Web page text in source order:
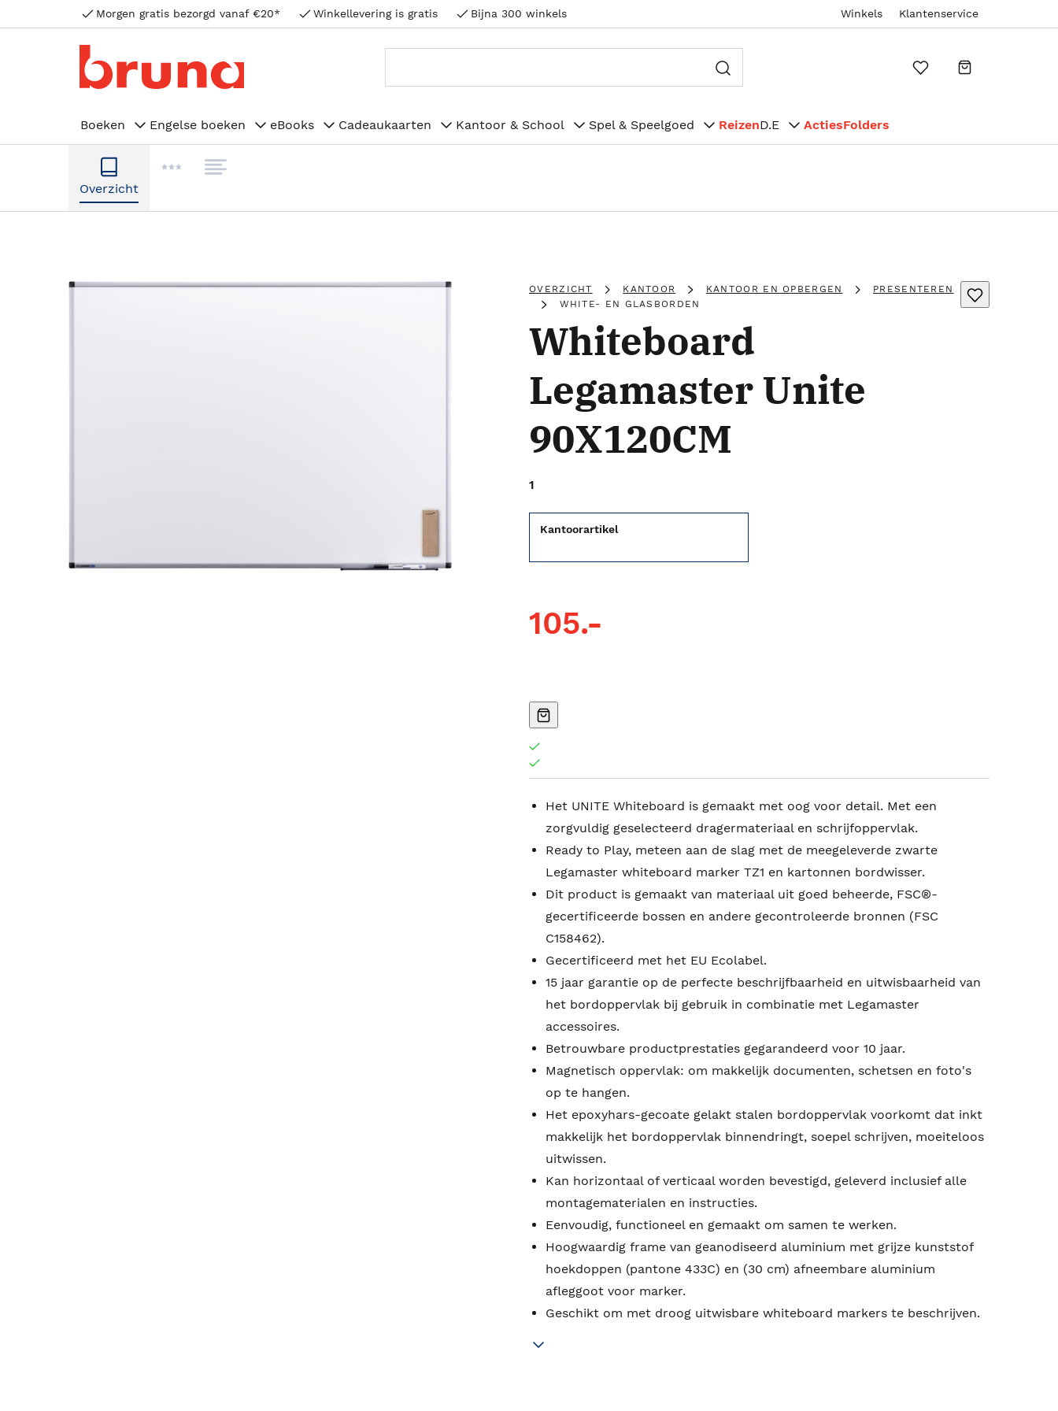
Morgen gratis bezorgd vanaf €20* Winkellevering is gratis Bijna 300 winkels Winkels Klantenservice
Boeken Engelse boeken eBooks Cadeaukaarten Kantoor & School Spel & Speelgoed ReizenD.E ActiesFolders
Overzicht
OVERZICHT KANTOOR KANTOOR EN OPBERGEN
PRESENTEREN
WHITE- EN GLASBORDEN
Whiteboard
Legamaster Unite
90X120CM
1
Kantoorartikel
105.-
Het UNITE Whiteboard is gemaakt met oog voor detail. Met een
zorgvuldig geselecteerd dragermateriaal en schrijfoppervlak.
Ready to Play, meteen aan de slag met de meegeleverde zwarte
Legamaster whiteboard marker TZ1 en kartonnen bordwisser.
Dit product is gemaakt van materiaal uit goed beheerde, FSC®-
gecertificeerde bossen en andere gecontroleerde bronnen (FSC
C158462).
Gecertificeerd met het EU Ecolabel.
15 jaar garantie op de perfecte beschrijfbaarheid en uitwisbaarheid van
het bordoppervlak bij gebruik in combinatie met Legamaster
accessoires.
Betrouwbare productprestaties gegarandeerd voor 10 jaar.
Magnetisch oppervlak: om makkelijk documenten, schetsen en foto's
op te hangen.
Het epoxyhars-gecoate gelakt stalen bordoppervlak voorkomt dat inkt
makkelijk het bordoppervlak binnendringt, soepel schrijven, moeiteloos
uitwissen.
Kan horizontaal of verticaal worden bevestigd, geleverd inclusief alle
montagematerialen en instructies.
Eenvoudig, functioneel en gemaakt om samen te werken.
Hoogwaardig frame van geanodiseerd aluminium met grijze kunststof
hoekdoppen (pantone 433C) en (30 cm) afneembare aluminium
afleggoot voor marker.
Geschikt om met droog uitwisbare whiteboard markers te beschrijven.